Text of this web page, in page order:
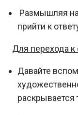
Размышляя
прийти к
Для перехода к
Давайте
раскрывается